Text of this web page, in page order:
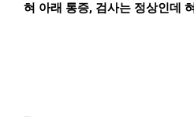
혀 아래 통증, 검사는 정상인데